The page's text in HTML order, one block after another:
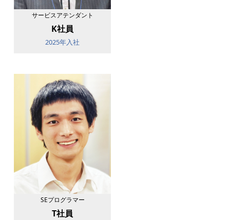
サービスアテンダント
K社員
2025年入社
SEプログラマー
T社員